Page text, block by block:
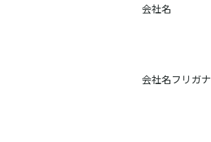
会社名
会社名フリガナ